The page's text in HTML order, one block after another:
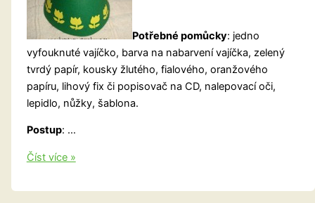
Potřebné pomůcky: jedno
vyfouknuté vajíčko, barva na nabarvení vajíčka, zelený
tvrdý papír, kousky žlutého, fialového, oranžového
papíru, lihový fix či popisovač na CD, nalepovací oči,
lepidlo, nůžky, šablona.
Postup: …
Postavička
vajíčka
Číst více »